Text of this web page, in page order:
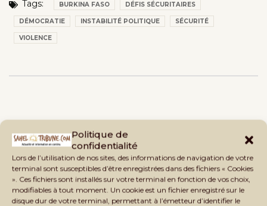
Politique de
confidentialité
Lors de l’utilisation de nos sites, des informations de navigation de votre
terminal sont susceptibles d’être enregistrées dans des fichiers « Cookies
». Ces fichiers sont installés sur votre terminal en fonction de vos choix,
modifiables à tout moment. Un cookie est un fichier enregistré sur le
disque dur de votre terminal, permettant à l’émetteur d’identifier le
Tags: BURKINA FASO DÉFIS SÉCURITAIRES
DÉMOCRATIE INSTABILITÉ POLITIQUE SÉCURITÉ
VIOLENCE